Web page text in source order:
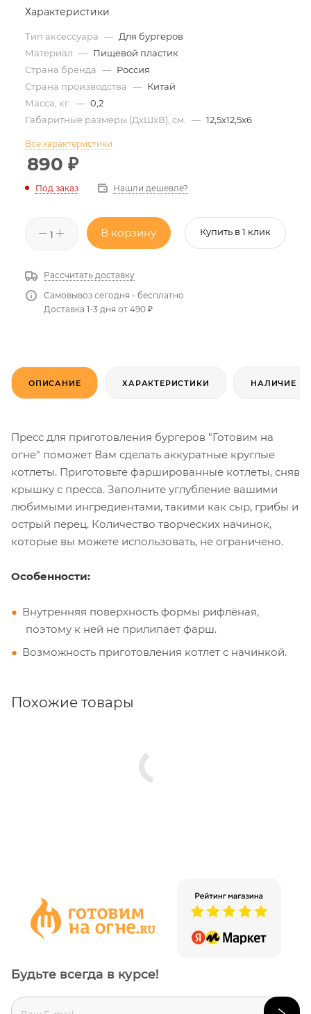
Характеристики
Тип аксессуара — Для бургеров
Материал — Пищевой пластик
Страна бренда — Россия
Страна производства — Китай
Масса, кг.
— 0,2
Габаритные размеры (ДхШхВ), см.
— 12,5х12,5х6
Все характеристики
890 ₽
Под заказ Нашли дешевле?
В корзину Купить в 1 клик
Рассчитать доставку
Самовывоз сегодня - бесплатно
Доставка 1-3 дня от 490 ₽
ОПИСАНИЕ ХАРАКТЕРИСТИКИ НАЛИЧИЕ
Пресс для приготовления бургеров "Готовим на
огне" поможет Вам сделать аккуратные круглые
котлеты. Приготовьте фаршированные котлеты, сняв
крышку с пресса. Заполните углубление вашими
любимыми ингредиентами, такими как сыр, грибы и
острый перец. Количество творческих начинок,
которые вы можете использовать, не ограничено.
Особенности:
Внутренняя поверхность формы рифлёная,
поэтому к ней не прилипает фарш.
Возможность приготовления котлет с начинкой.
Похожие товары
Будьте всегда в курсе!